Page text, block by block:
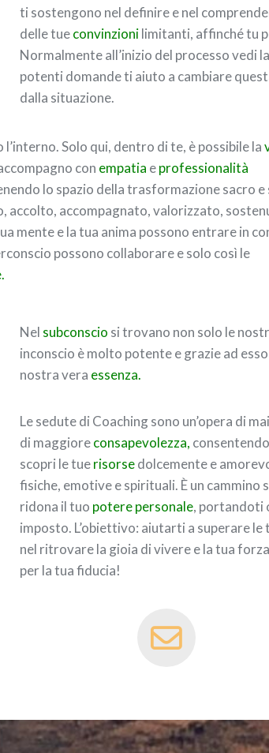
ti sostengono nel definire e nel
delle tueconvinzionilimitanti, affinché tu
Normalmente all’inizio del processo vedi
potenti domande ti aiuto a cambiare
dalla situazione.
l’interno. Solo qui, dentro di te, è possibile la
con empatia eprofessionalità
lo spazio della trasformazione sacro e
accolto, accompagnato, valorizzato,
mente e la tua anima possono entrare in
possono collaborare e solo così le
Nel subconscio si trovano non solo le
inconscio è molto potente e grazie ad
nostra vera essenza.
Le sedute di Coaching sono un’opera di
di maggioreconsapevolezza,
scopri le tuerisorsedolcemente e
fisiche, emotive e spirituali. È un
ridona il tuo potere personale, portandoti
imposto. L’obiettivo: aiutarti a superare
nel ritrovare la gioia di vivere e la tua
per la tua fiducia!